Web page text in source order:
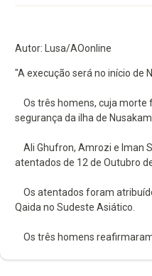
Autor: Lusa/AOonline
"A execução será no início de
Os três homens, cuja morte
segurança da ilha de
Ali Ghufron, Amrozi e Iman
atentados de 12 de Outubro
Os atentados foram
Qaida no Sudeste Asiático.
Os três homens